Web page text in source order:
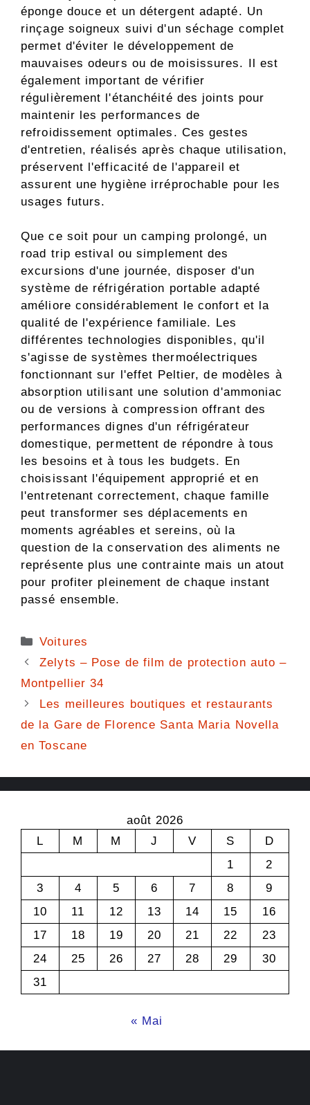
éponge douce et un détergent adapté. Un
rinçage soigneux suivi d'un séchage complet
permet d'éviter le développement de
mauvaises odeurs ou de moisissures. Il est
également important de vérifier
régulièrement l'étanchéité des joints pour
maintenir les performances de
refroidissement optimales. Ces gestes
d'entretien, réalisés après chaque utilisation,
préservent l'efficacité de l'appareil et
assurent une hygiène irréprochable pour les
usages futurs.
Que ce soit pour un camping prolongé, un
road trip estival ou simplement des
excursions d'une journée, disposer d'un
système de réfrigération portable adapté
améliore considérablement le confort et la
qualité de l'expérience familiale. Les
différentes technologies disponibles, qu'il
s'agisse de systèmes thermoélectriques
fonctionnant sur l'effet Peltier, de modèles à
absorption utilisant une solution d'ammoniac
ou de versions à compression offrant des
performances dignes d'un réfrigérateur
domestique, permettent de répondre à tous
les besoins et à tous les budgets. En
choisissant l'équipement approprié et en
l'entretenant correctement, chaque famille
peut transformer ses déplacements en
moments agréables et sereins, où la
question de la conservation des aliments ne
représente plus une contrainte mais un atout
pour profiter pleinement de chaque instant
passé ensemble.
Catégories
Voitures
Zelyts – Pose de film de protection auto –
Montpellier 34
Les meilleures boutiques et restaurants
de la Gare de Florence Santa Maria Novella
en Toscane
août 2026
L
M M J V S
D
1
2
3
4 5 6 7 8
9
10
11 12 13 14 15
16
17
18 19 20 21 22
23
24
25 26 27 28 29
30
31
« Mai